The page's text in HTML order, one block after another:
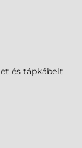
és tápkábelt